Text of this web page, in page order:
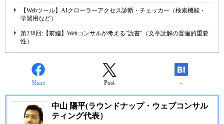
【Webツール】AIクローラーアクセス診断・チェッカー（検索機能・
学習用など）
第238回:【前編】Webコンサルが考える"読書"（文章読解の普遍的重要
性）
Share Post -
中山 陽平(ラウンドナップ・ウェブコンサル
ティング代表）